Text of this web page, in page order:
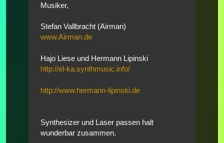
Musiker,
Stefan Vallbracht (Airman)
www.Airman.de
Hajo Liese und Hermann Lipinski
http://el-ka.synthmusic.info/
http://www.hermann-lipinski.de
Synthesizer und Laser passen halt
wunderbar zusammen.